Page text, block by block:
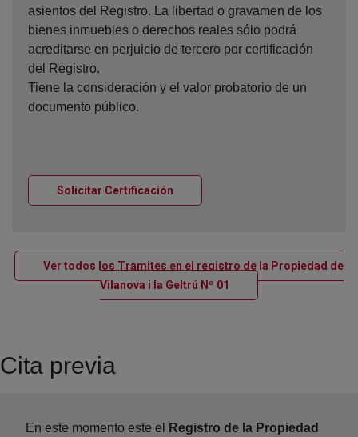
asientos del Registro. La libertad o gravamen de los
bienes inmuebles o derechos reales sólo podrá
acreditarse en perjuicio de tercero por certificación
del Registro.
Tiene la consideración y el valor probatorio de un
documento público.
Solicitar Certificación
Ver todos los Tramites en el registro de la Propiedad de
Vilanova i la Geltrú Nº 01
Ventana nueva
Cita previa
En este momento este el
Registro de la Propiedad